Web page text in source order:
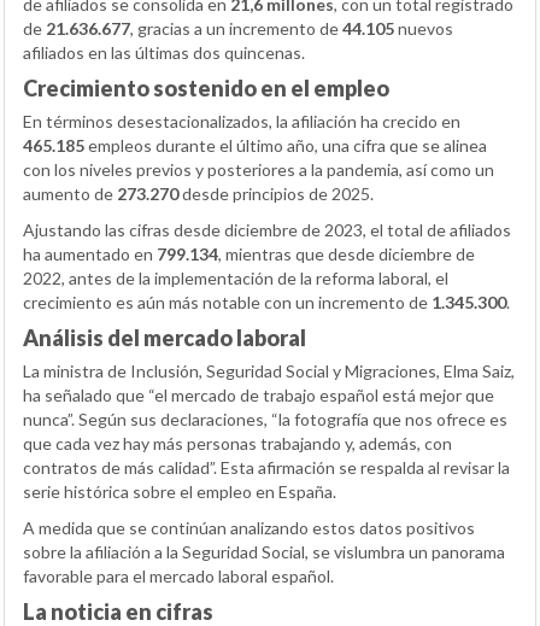
de 21.636.677, gracias a un incremento de44.105nuevos
afiliados en las últimas dos quincenas.
Crecimiento sostenido en el empleo
En términos desestacionalizados, la afiliación ha crecido en
465.185empleos durante el último año, una cifra que se alinea
con los niveles previos y posteriores a la pandemia, así como un
aumento de 273.270desde principios de 2025.
Ajustando las cifras desde diciembre de 2023, el total de afiliados
ha aumentado en 799.134, mientras que desde diciembre de
2022, antes de la implementación de la reforma laboral, el
crecimiento es aún más notable con un incremento de 1.345.300.
Análisis del mercado laboral
La ministra de Inclusión, Seguridad Social y Migraciones, Elma Saiz,
ha señalado que “el mercado de trabajo español está mejor que
nunca”. Según sus declaraciones, “la fotografía que nos ofrece es
que cada vez hay más personas trabajando y, además, con
contratos de más calidad”. Esta afirmación se respalda al revisar la
serie histórica sobre el empleo en España.
A medida que se continúan analizando estos datos positivos
sobre la afiliación a la Seguridad Social, se vislumbra un panorama
favorable para el mercado laboral español.
La noticia en cifras